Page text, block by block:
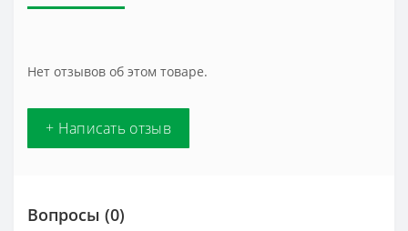
Нет отзывов об этом товаре.
+ Написать отзыв
Вопросы (0)